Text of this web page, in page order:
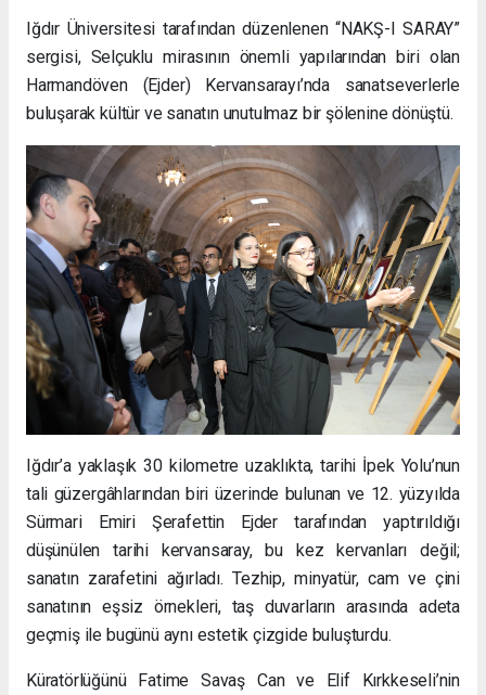
Iğdır Üniversitesi tarafından düzenlenen “NAKŞ-I SARAY”
sergisi, Selçuklu mirasının önemli yapılarından biri olan
Harmandöven (Ejder) Kervansarayı’nda sanatseverlerle
buluşarak kültür ve sanatın unutulmaz bir şölenine dönüştü.
Iğdır’a yaklaşık 30 kilometre uzaklıkta, tarihi İpek Yolu’nun
tali güzergâhlarından biri üzerinde bulunan ve 12. yüzyılda
Sürmari Emiri Şerafettin Ejder tarafından yaptırıldığı
düşünülen tarihi kervansaray, bu kez kervanları değil;
sanatın zarafetini ağırladı. Tezhip, minyatür, cam ve çini
sanatının eşsiz örnekleri, taş duvarların arasında adeta
geçmiş ile bugünü aynı estetik çizgide buluşturdu.
Küratörlüğünü Fatime Savaş Can ve Elif Kırkkeseli’nin